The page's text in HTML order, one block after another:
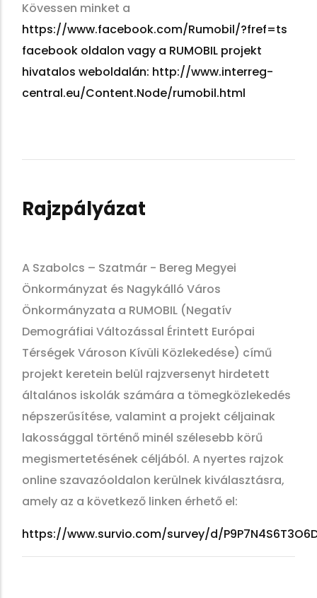
Kövessen minket a
https://www.facebook.com/Rumobil/?fref=ts
facebook oldalon vagy a RUMOBIL projekt
hivatalos weboldalán: http://www.interreg-
central.eu/Content.Node/rumobil.html
Rajzpályázat
A Szabolcs – Szatmár - Bereg Megyei
Önkormányzat és Nagykálló Város
Önkormányzata a RUMOBIL (Negatív
Demográfiai Változással Érintett Európai
Térségek Városon Kívüli Közlekedése) című
projekt keretein belül rajzversenyt hirdetett
általános iskolák számára a tömegközlekedés
népszerűsítése, valamint a projekt céljainak
lakossággal történő minél szélesebb körű
megismertetésének céljából. A nyertes rajzok
online szavazóoldalon kerülnek kiválasztásra,
amely az a következő linken érhető el:
https://www.survio.com/survey/d/